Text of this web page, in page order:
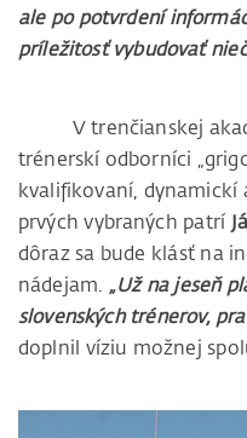
ale po potvrdení
príležitosť vybudovať
V trenčianskej
trénerskí odborníci
kvalifikovaní, dynamickí
prvých vybraných patrí
dôraz sa bude klásť na
nádejam. „Už na jeseň
slovenských trénerov,
doplnil víziu možnej